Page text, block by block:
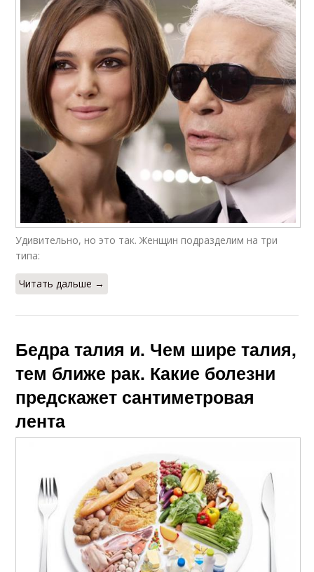
Удивительно, но это так. Женщин подразделим на три
типа:
Читать дальше →
Бедра талия и. Чем шире талия,
тем ближе рак. Какие болезни
предскажет сантиметровая
лента